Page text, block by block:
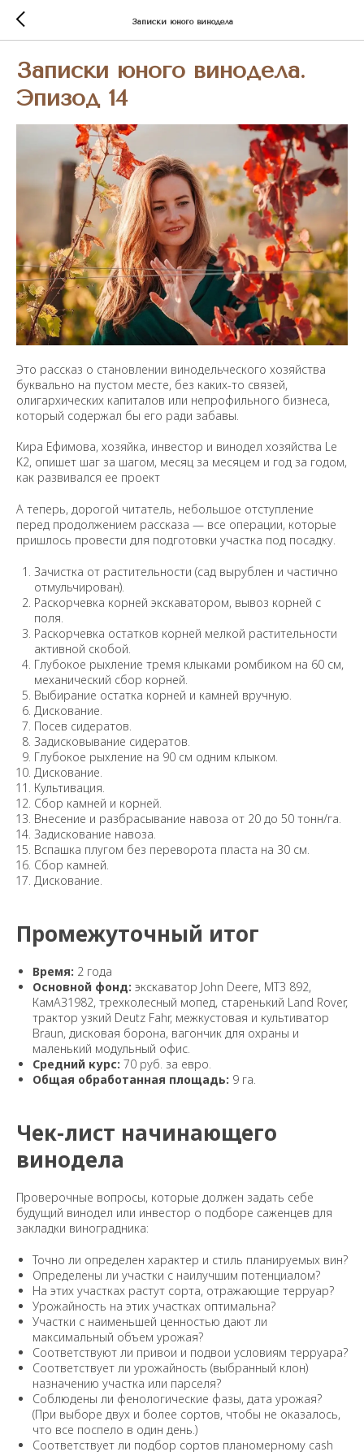
Записки юного винодела
Записки юного винодела.
Эпизод 14
Это рассказ о становлении винодельческого хозяйства
буквально на пустом месте, без каких-то связей,
олигархических капиталов или непрофильного бизнеса,
который содержал бы его ради забавы.
Кира Ефимова, хозяйка, инвестор и винодел хозяйства Le
K2, опишет шаг за шагом, месяц за месяцем и год за годом,
как развивался ее проект
А теперь, дорогой читатель, небольшое отступление
перед продолжением рассказа — все операции, которые
пришлось провести для подготовки участка под посадку.
Зачистка от растительности (сад вырублен и частично
отмульчирован).
Раскорчевка корней экскаватором, вывоз корней с
поля.
Раскорчевка остатков корней мелкой растительности
активной скобой.
Глубокое рыхление тремя клыками ромбиком на 60 см,
механический сбор корней.
Выбирание остатка корней и камней вручную.
Дискование.
Посев сидератов.
Задисковывание сидератов.
Глубокое рыхление на 90 см одним клыком.
Дискование.
Культивация.
Сбор камней и корней.
Внесение и разбрасывание навоза от 20 до 50 тонн/га.
Задискование навоза.
Вспашка плугом без переворота пласта на 30 см.
Сбор камней.
Дискование.
Промежуточный итог
Время: 2 года
Основной фонд: экскаватор John Deere, МТЗ 892,
КамАЗ1982, трехколесный мопед, старенький Land Rover,
трактор узкий Deutz Fahr, межкустовая и культиватор
Braun, дисковая борона, вагончик для охраны и
маленький модульный офис.
Средний курс: 70 руб. за евро.
Общая обработанная площадь: 9 га.
Чек-лист начинающего
винодела
Проверочные вопросы, которые должен задать себе
будущий винодел или инвестор о подборе саженцев для
закладки виноградника:
Точно ли определен характер и стиль планируемых вин?
Определены ли участки с наилучшим потенциалом?
На этих участках растут сорта, отражающие терруар?
Урожайность на этих участках оптимальна?
Участки с наименьшей ценностью дают ли
максимальный объем урожая?
Соответствуют ли привои и подвои условиям терруара?
Соответствует ли урожайность (выбранный клон)
назначению участка или парселя?
Соблюдены ли фенологические фазы, дата урожая?
(При выборе двух и более сортов, чтобы не оказалось,
что все поспело в один день.)
Соответствует ли подбор сортов планомерному cash